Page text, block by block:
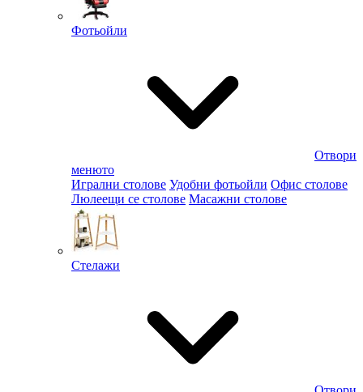
Фотьойли
Отвори
менюто
Игрални столове Удобни фотьойли Офис столове
Люлеещи се столове Масажни столове
Стелажи